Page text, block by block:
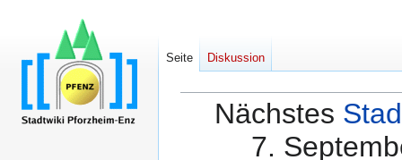
Nächstes
7.
Seite Diskussion